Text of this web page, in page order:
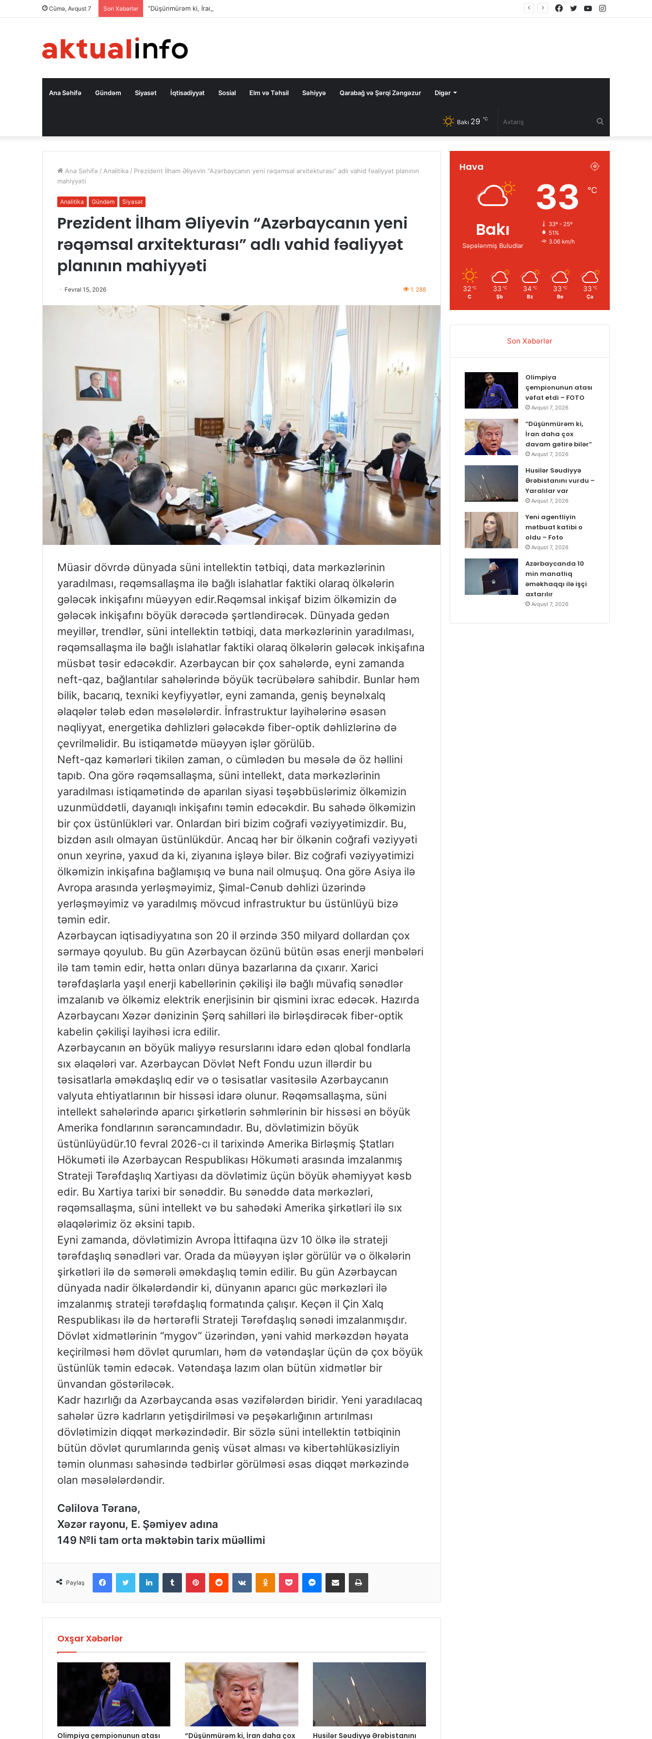
Cümə, Avqust 7 Son Xəbərlər “Düşünmürəm ki, İran daha çox davam gətirə bilər” YouTube
Twitter
Facebook
Ana Səhifə Gündəm Siyasət İqtisadiyyat Sosial Elm və Təhsil Səhiyyə Qarabağ və Şərqi Zəngəzur Digər
Bakı 29 ℃
Ana Səhifə / Analitika / Prezident İlham Əliyevin “Azərbaycanın yeni rəqəmsal arxitekturası” adlı vahid fəaliyyət planının
mahiyyəti
Analitika Gündəm Siyasət
Prezident İlham Əliyevin “Azərbaycanın yeni
rəqəmsal arxitekturası” adlı vahid fəaliyyət
planının mahiyyəti
Fevral 15, 2026 1. 288
Müasir dövrdə dünyada süni intellektin tətbiqi, data mərkəzlərinin
yaradılması, rəqəmsallaşma ilə bağlı islahatlar faktiki olaraq ölkələrin
gələcək inkişafını müəyyən edir.Rəqəmsal inkişaf bizim ölkəmizin də
gələcək inkişafını böyük dərəcədə şərtləndirəcək. Dünyada gedən
meyillər, trendlər, süni intellektin tətbiqi, data mərkəzlərinin yaradılması,
rəqəmsallaşma ilə bağlı islahatlar faktiki olaraq ölkələrin gələcək inkişafına
müsbət təsir edəcəkdir. Azərbaycan bir çox sahələrdə, eyni zamanda
neft-qaz, bağlantılar sahələrində böyük təcrübələrə sahibdir. Bunlar həm
bilik, bacarıq, texniki keyfiyyətlər, eyni zamanda, geniş beynəlxalq
əlaqələr tələb edən məsələlərdir. İnfrastruktur layihələrinə əsasən
nəqliyyat, energetika dəhlizləri gələcəkdə fiber-optik dəhlizlərinə də
çevrilməlidir. Bu istiqamətdə müəyyən işlər görülüb.
Neft-qaz kəmərləri tikilən zaman, o cümlədən bu məsələ də öz həllini
tapıb. Ona görə rəqəmsallaşma, süni intellekt, data mərkəzlərinin
yaradılması istiqamətində də aparılan siyasi təşəbbüslərimiz ölkəmizin
uzunmüddətli, dayanıqlı inkişafını təmin edəcəkdir. Bu sahədə ölkəmizin
bir çox üstünlükləri var. Onlardan biri bizim coğrafi vəziyyətimizdir. Bu,
bizdən asılı olmayan üstünlükdür. Ancaq hər bir ölkənin coğrafi vəziyyəti
onun xeyrinə, yaxud da ki, ziyanına işləyə bilər. Biz coğrafi vəziyyətimizi
ölkəmizin inkişafına bağlamışıq və buna nail olmuşuq. Ona görə Asiya ilə
Avropa arasında yerləşməyimiz, Şimal-Cənub dəhlizi üzərində
yerləşməyimiz və yaradılmış mövcud infrastruktur bu üstünlüyü bizə
təmin edir.
Azərbaycan iqtisadiyyatına son 20 il ərzində 350 milyard dollardan çox
sərmayə qoyulub. Bu gün Azərbaycan özünü bütün əsas enerji mənbələri
ilə tam təmin edir, hətta onları dünya bazarlarına da çıxarır. Xarici
tərəfdaşlarla yaşıl enerji kabellərinin çəkilişi ilə bağlı müvafiq sənədlər
imzalanıb və ölkəmiz elektrik enerjisinin bir qismini ixrac edəcək. Hazırda
Azərbaycanı Xəzər dənizinin Şərq sahilləri ilə birləşdirəcək fiber-optik
kabelin çəkilişi layihəsi icra edilir.
Azərbaycanın ən böyük maliyyə resurslarını idarə edən qlobal fondlarla
sıx əlaqələri var. Azərbaycan Dövlət Neft Fondu uzun illərdir bu
təsisatlarla əməkdaşlıq edir və o təsisatlar vasitəsilə Azərbaycanın
valyuta ehtiyatlarının bir hissəsi idarə olunur. Rəqəmsallaşma, süni
intellekt sahələrində aparıcı şirkətlərin səhmlərinin bir hissəsi ən böyük
Amerika fondlarının sərəncamındadır. Bu, dövlətimizin böyük
üstünlüyüdür.10 fevral 2026-cı il tarixində Amerika Birləşmiş Ştatları
Hökuməti ilə Azərbaycan Respublikası Hökuməti arasında imzalanmış
Strateji Tərəfdaşlıq Xartiyası da dövlətimiz üçün böyük əhəmiyyət kəsb
edir. Bu Xartiya tarixi bir sənəddir. Bu sənəddə data mərkəzləri,
rəqəmsallaşma, süni intellekt və bu sahədəki Amerika şirkətləri ilə sıx
əlaqələrimiz öz əksini tapıb.
Eyni zamanda, dövlətimizin Avropa İttifaqına üzv 10 ölkə ilə strateji
tərəfdaşlıq sənədləri var. Orada da müəyyən işlər görülür və o ölkələrin
şirkətləri ilə də səmərəli əməkdaşlıq təmin edilir. Bu gün Azərbaycan
dünyada nadir ölkələrdəndir ki, dünyanın aparıcı güc mərkəzləri ilə
imzalanmış strateji tərəfdaşlıq formatında çalışır. Keçən il Çin Xalq
Respublikası ilə də hərtərəfli Strateji Tərəfdaşlıq sənədi imzalanmışdır.
Dövlət xidmətlərinin “mygov” üzərindən, yəni vahid mərkəzdən həyata
keçirilməsi həm dövlət qurumları, həm də vətəndaşlar üçün də çox böyük
üstünlük təmin edəcək. Vətəndaşa lazım olan bütün xidmətlər bir
ünvandan göstəriləcək.
Kadr hazırlığı da Azərbaycanda əsas vəzifələrdən biridir. Yeni yaradılacaq
sahələr üzrə kadrların yetişdirilməsi və peşəkarlığının artırılması
dövlətimizin diqqət mərkəzindədir. Bir sözlə süni intellektin tətbiqinin
bütün dövlət qurumlarında geniş vüsət alması və kibertəhlükəsizliyin
təmin olunması sahəsində tədbirlər görülməsi əsas diqqət mərkəzində
olan məsələlərdəndir.
Cəlilova Təranə,
Xəzər rayonu, E. Şəmiyev adına
149 №li tam orta məktəbin tarix müəllimi
Paylaş
Oxşar Xəbərlər
Olimpiya çempionunun atası “Düşünmürəm ki, İran daha çox Husilər Səudiyyə Ərəbistanını
Hava
Bakı
Səpələnmiş Buludlar
33 ℃
33º - 25º
51%
3.06 km/h
32 ℃
C
33 ℃
Şb
34 ℃
Bz
33 ℃
Be
33 ℃
Ça
Son Xəbərlər
Olimpiya
çempionunun atası
vəfat etdi – FOTO
Avqust 7, 2026
“Düşünmürəm ki,
İran daha çox
davam gətirə bilər”
Avqust 7, 2026
Husilər Səudiyyə
Ərəbistanını vurdu –
Yaralılar var
Avqust 7, 2026
Yeni agentliyin
mətbuat katibi o
oldu – Foto
Avqust 7, 2026
Azərbaycanda 10
min manatlıq
əməkhaqqı ilə işçi
axtarılır
Avqust 7, 2026